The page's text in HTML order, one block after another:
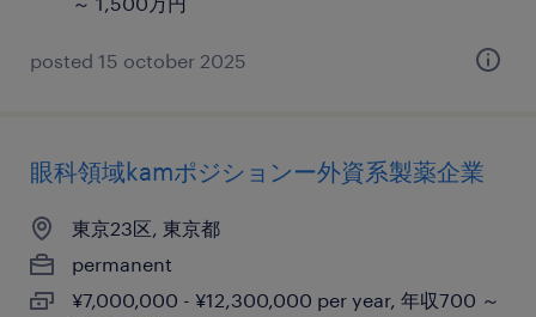
posted 15 october 2025
眼科領域kamポジションー外資系製薬企業
東京23区, 東京都
permanent
¥7,000,000 - ¥12,300,000 per year, 年収700 ～